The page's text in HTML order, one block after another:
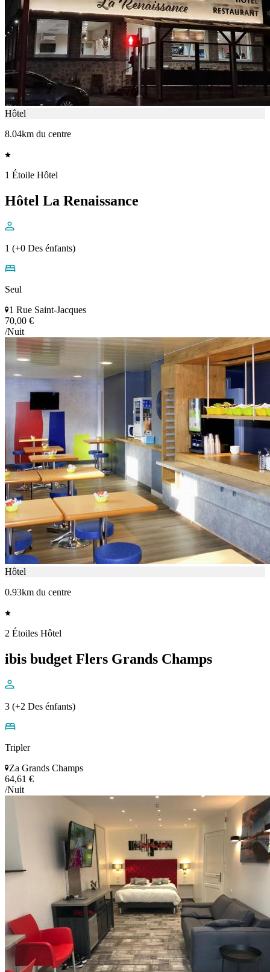
Hôtel
8.04km du centre
1 Étoile Hôtel
Hôtel La Renaissance
1 (+0 Des énfants)
Seul
1 Rue Saint-Jacques
70,00 €
/Nuit
Hôtel
0.93km du centre
2 Étoiles Hôtel
ibis budget Flers Grands Champs
3 (+2 Des énfants)
Tripler
Za Grands Champs
64,61 €
/Nuit